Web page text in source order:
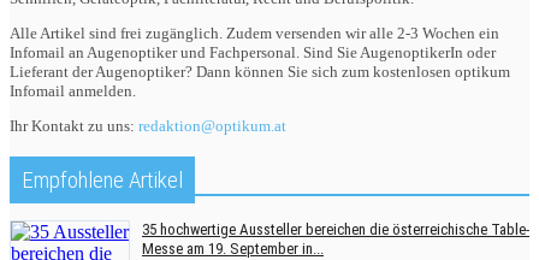
Alle Artikel sind frei zugänglich. Zudem versenden wir alle 2-3 Wochen ein
Infomail an Augenoptiker und Fachpersonal. Sind Sie AugenoptikerIn oder
Lieferant der Augenoptiker? Dann können Sie sich zum kostenlosen optikum
Infomail anmelden.
Ihr Kontakt zu uns: redaktion@optikum.at
Empfohlene Artikel
35 hochwertige Aussteller bereichen die österreichische Table-
Messe am 19. September in...